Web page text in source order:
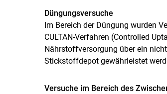
Düngungsversuche
Im Bereich der Düngung wurden
CULTAN-Verfahren (Controlled
Nährstoffversorgung über ein
Stickstoffdepot gewährleistet
Versuche im Bereich des